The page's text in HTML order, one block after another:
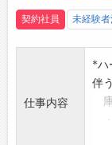
契約社員 未経験
仕事内容
*ハ
伴